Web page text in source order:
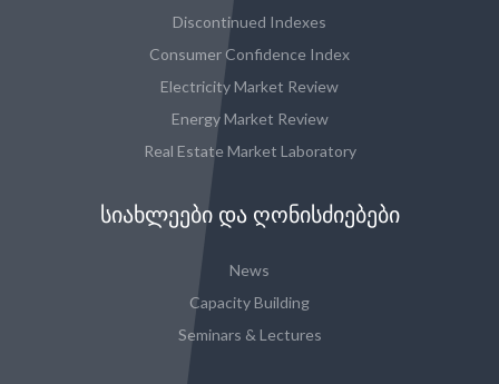
Discontinued Indexes
Consumer Confidence Index
Electricity Market Review
Energy Market Review
Real Estate Market Laboratory
ᲡᲘᲐᲮᲚᲔᲔᲑᲘ ᲓᲐ ᲦᲝᲜᲘᲡᲫᲘᲔᲑᲔᲑᲘ
News
Capacity Building
Seminars & Lectures